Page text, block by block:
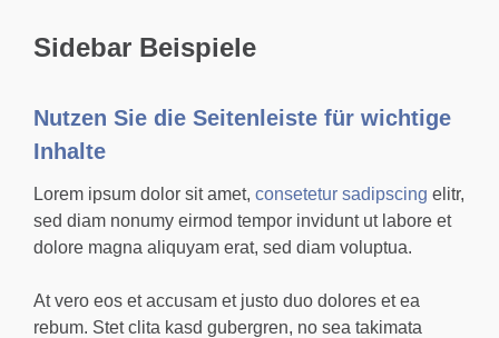
Sidebar Beispiele
Nutzen Sie die Seitenleiste für wichtige
Inhalte
Lorem ipsum dolor sit amet, consetetur sadipscing elitr,
sed diam nonumy eirmod tempor invidunt ut labore et
dolore magna aliquyam erat, sed diam voluptua.
At vero eos et accusam et justo duo dolores et ea
rebum. Stet clita kasd gubergren, no sea takimata